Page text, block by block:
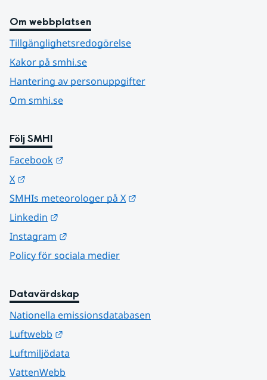
Om webbplatsen
Tillgänglighetsredogörelse
Kakor på smhi.se
Hantering av personuppgifter
Om smhi.se
Följ SMHI
Facebook
X
SMHIs meteorologer på X
Linkedin
Instagram
Policy för sociala medier
Datavärdskap
Nationella emissionsdatabasen
Luftwebb
Luftmiljödata
VattenWebb